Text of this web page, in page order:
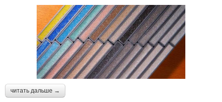
читать дальше →